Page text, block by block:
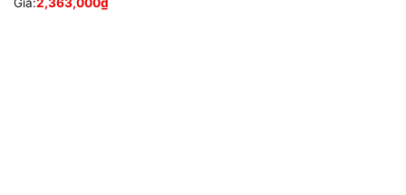
Giá:2,363,000₫